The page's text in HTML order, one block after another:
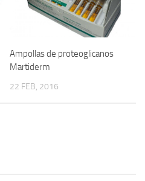
Ampollas de proteoglicanos
Martiderm
22 FEB, 2016